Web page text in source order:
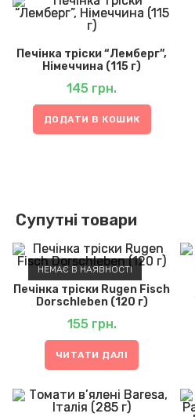
Печінка тріски “Лемберг”,
Німеччина (115 г)
145 грн.
ДОДАТИ В КОШИК
Супутні товари
НЕМАЄ В НАЯВНОСТІ
Печінка тріски Rugen Fisch
Dorschleben (120 г)
155 грн.
ЧИТАТИ ДАЛІ